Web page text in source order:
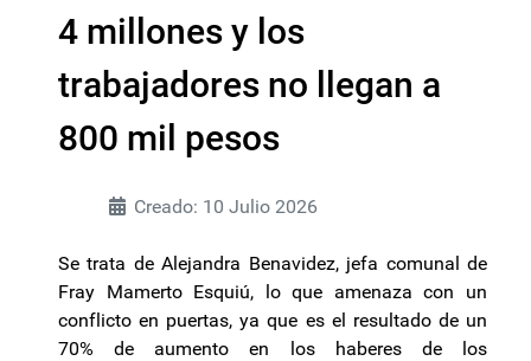
4 millones y los
trabajadores no llegan a
800 mil pesos
Creado: 10 Julio 2026
Se trata de Alejandra Benavidez, jefa comunal de
Fray Mamerto Esquiú, lo que amenaza con un
conflicto en puertas, ya que es el resultado de un
70% de aumento en los haberes de los